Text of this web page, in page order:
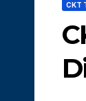
CKT